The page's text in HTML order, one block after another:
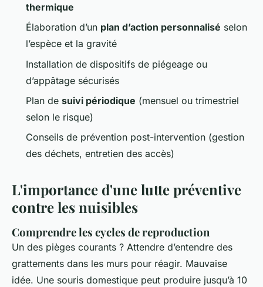
thermique
Élaboration d’un plan d’action personnalisé selon
l’espèce et la gravité
Installation de dispositifs de piégeage ou
d’appâtage sécurisés
Plan de suivi périodique (mensuel ou trimestriel
selon le risque)
Conseils de prévention post-intervention (gestion
des déchets, entretien des accès)
L'importance d'une lutte préventive
contre les nuisibles
Comprendre les cycles de reproduction
Un des pièges courants ? Attendre d’entendre des
grattements dans les murs pour réagir. Mauvaise
idée. Une souris domestique peut produire jusqu’à 10